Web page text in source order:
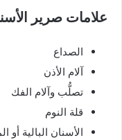
علامات صرير
الصداع
آلام الأذن
تصلُّب وآلام الفك
قلة النوم
الأسنان البالية أو